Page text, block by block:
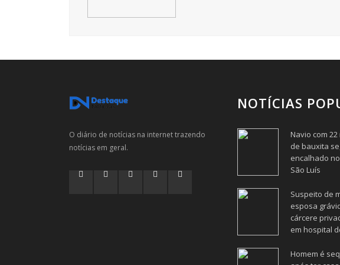
O diário de notícias na internet trazendo
notícias em geral.
NOTÍCIAS
Navio com
de bauxita
encalhado
São Luís
Suspeito de
esposa
cárcere
em hospital
Homem é